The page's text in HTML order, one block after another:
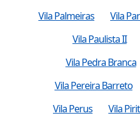
Vila Palmeiras
Vila
Vila Paulista II
Vila Pedra Branca
Vila Pereira Barreto
Vila Perus
Vila